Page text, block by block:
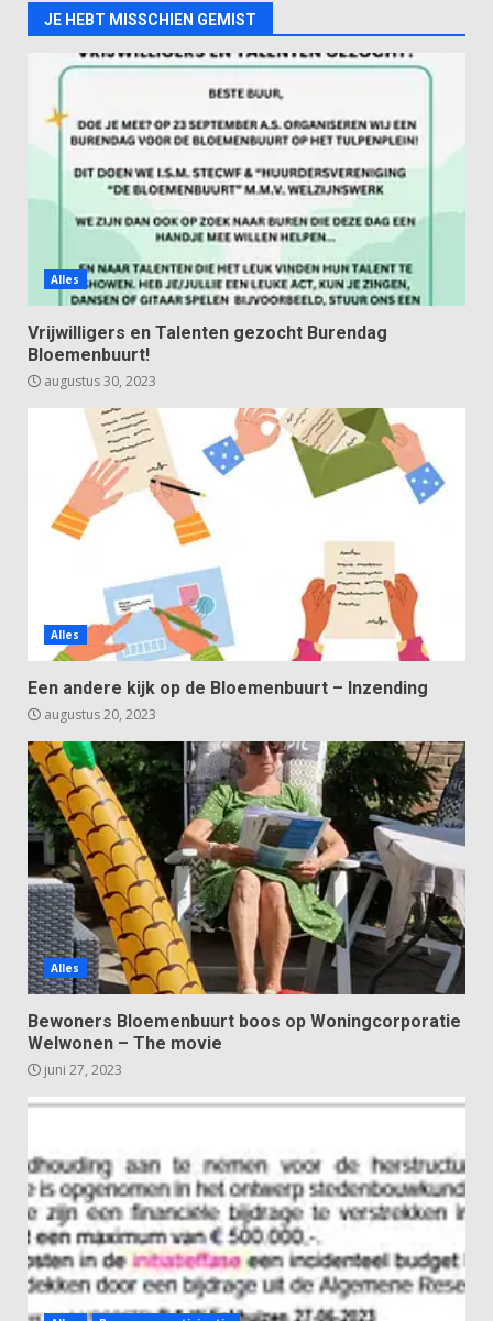
JE HEBT MISSCHIEN GEMIST
Alles
Vrijwilligers en Talenten gezocht Burendag
Bloemenbuurt!
augustus 30, 2023
Alles
Een andere kijk op de Bloemenbuurt – Inzending
augustus 20, 2023
Alles
Bewoners Bloemenbuurt boos op Woningcorporatie
Welwonen – The movie
juni 27, 2023